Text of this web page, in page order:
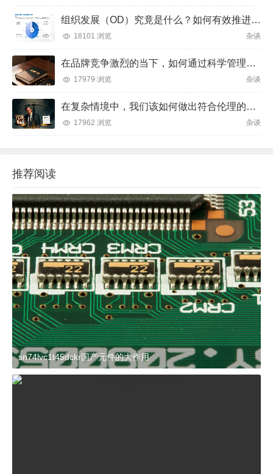
组织发展（OD）究竟是什么？如何有效推进并解决企业管理难题？
18101 浏览 杂谈
在品牌竞争激烈的当下，如何通过科学管理让品牌成为消费者心中不可替代的存在？
17979 浏览 杂谈
在复杂情境中，我们该如何做出符合伦理的决策？
17962 浏览 杂谈
推荐阅读
sn74lvc1t45dckr国产元件的大作用